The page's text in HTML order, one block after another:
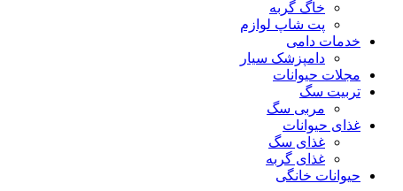
خاگ گربه
پت شاپ لوازم
خدمات دامی
دامپزشک سیار
مجلات حیوانات
تربیت سگ
مربی سگ
غذای حیوانات
غذای سگ
غذای گربه
حیوانات خانگی